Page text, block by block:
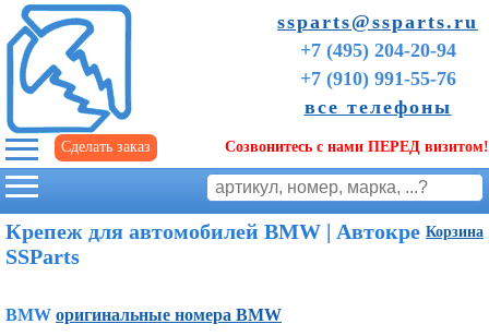
ssparts@ssparts.ru
+7 (495) 204-20-94
+7 (910) 991-55-76
все телефоны
Сделать заказ Созвонитесь с нами ПЕРЕД визитом!
Корзина
Крепеж для автомобилей BMW | Автокрепёж
SSParts
BMW оригинальные номера BMW